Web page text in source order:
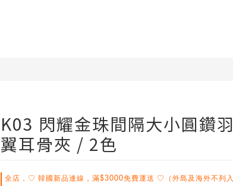
K03 閃耀金珠間隔大小圓鑽羽
翼耳骨夾 / 2色
全店，♡ 韓國新品連線，滿$3000免費運送 ♡（外島及海外不列入